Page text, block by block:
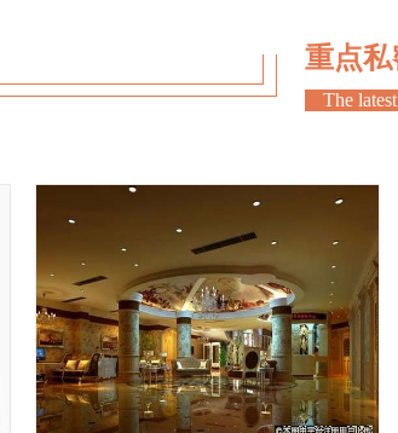
重点
The